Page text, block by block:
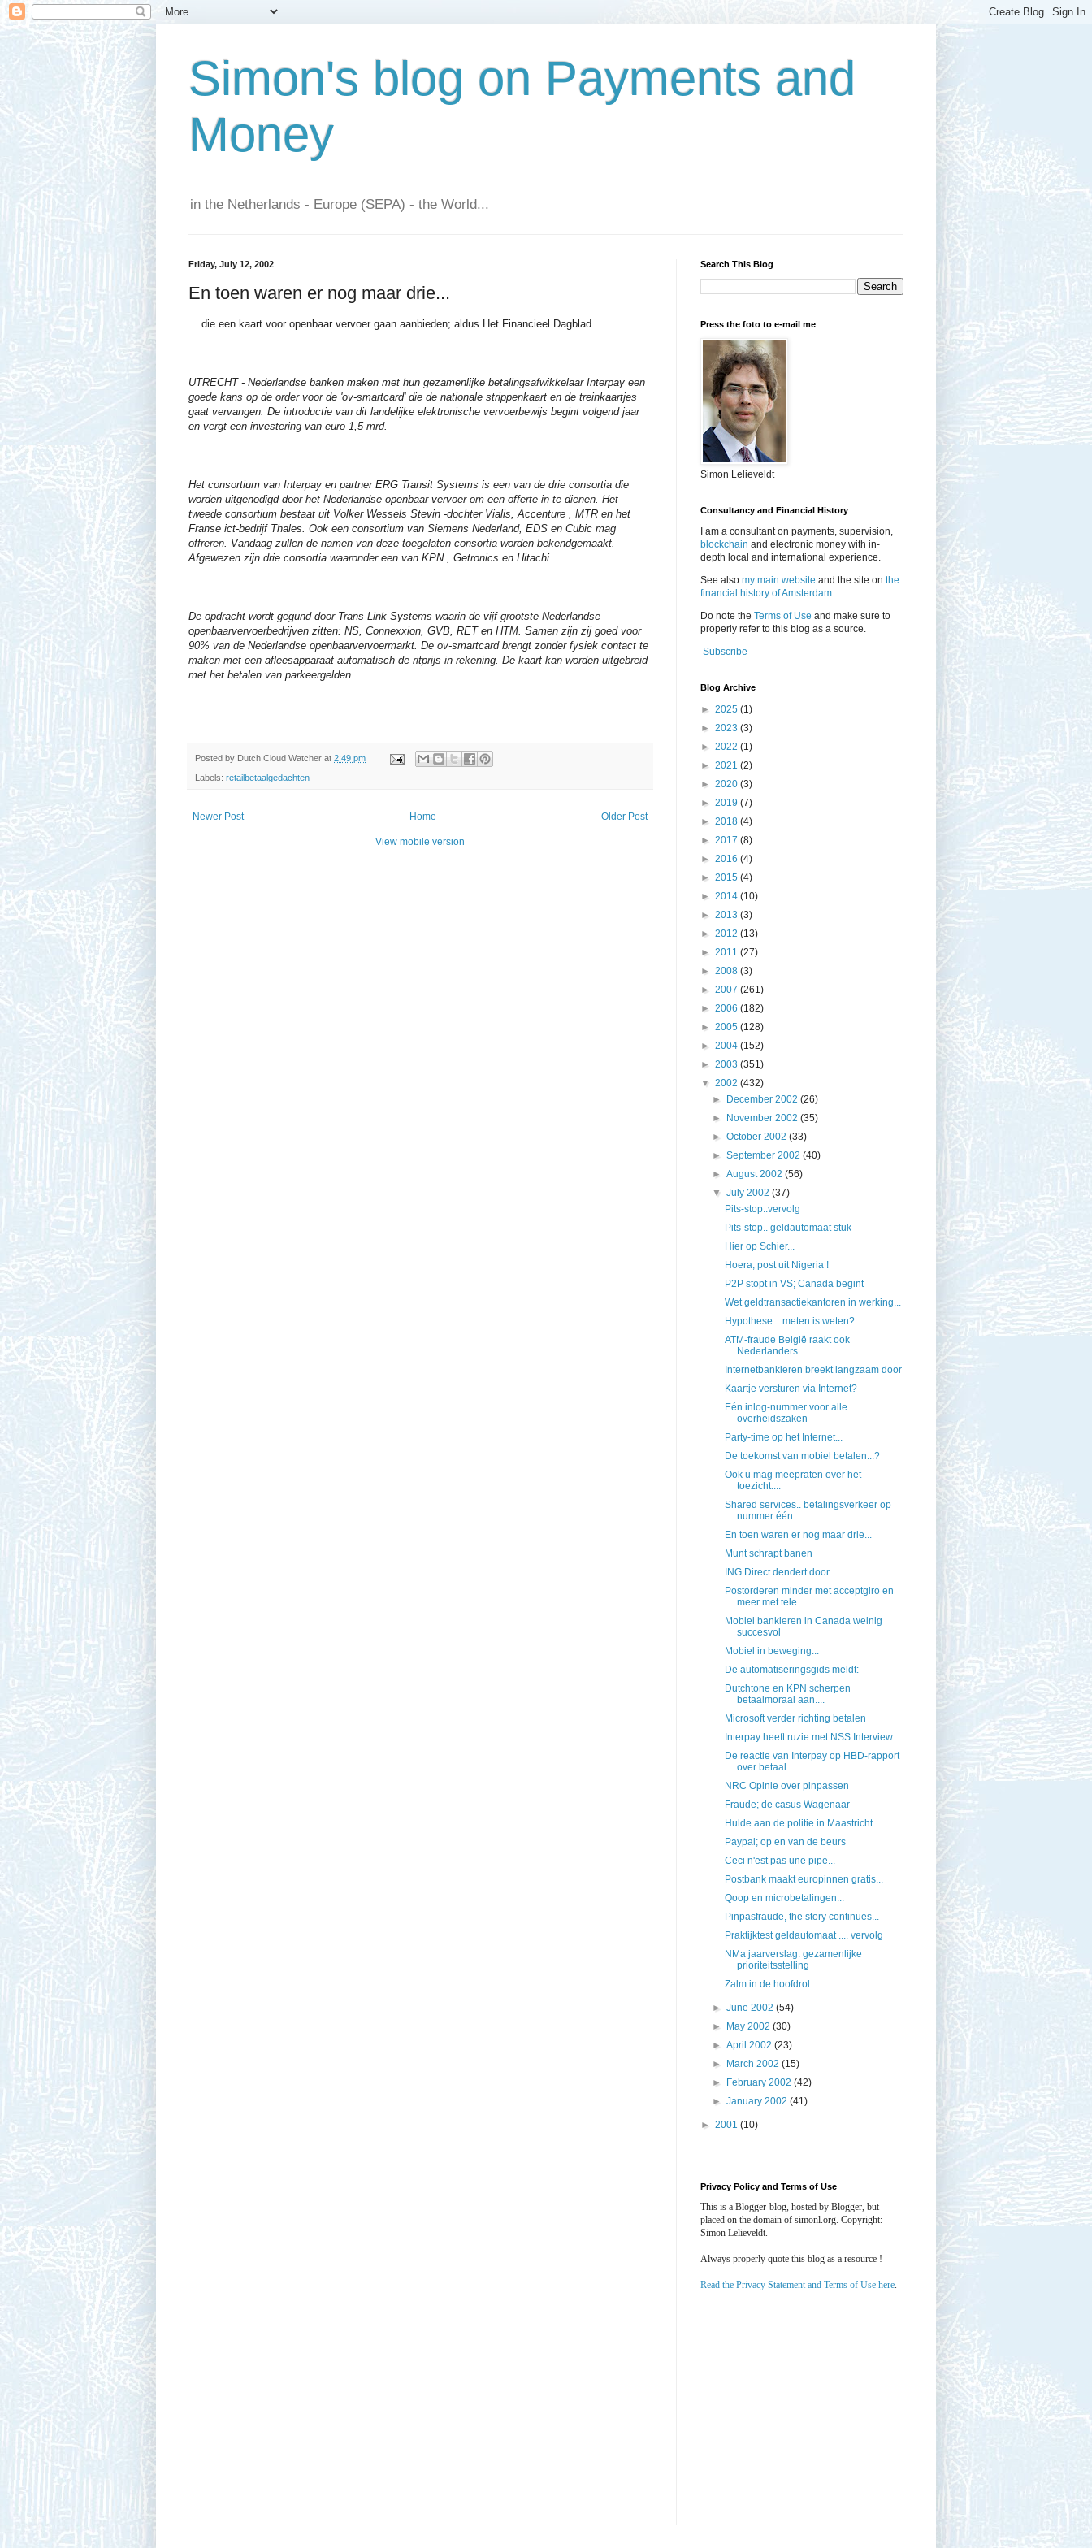
Simon's blog on Payments and
Money
in the Netherlands - Europe (SEPA) - the World...
Friday, July 12, 2002
En toen waren er nog maar drie...
... die een kaart voor openbaar vervoer gaan aanbieden; aldus Het Financieel Dagblad.
UTRECHT - Nederlandse banken maken met hun gezamenlijke betalingsafwikkelaar Interpay een
goede kans op de order voor de 'ov-smartcard' die de nationale strippenkaart en de treinkaartjes
gaat vervangen. De introductie van dit landelijke elektronische vervoerbewijs begint volgend jaar
en vergt een investering van euro 1,5 mrd.
Het consortium van Interpay en partner ERG Transit Systems is een van de drie consortia die
worden uitgenodigd door het Nederlandse openbaar vervoer om een offerte in te dienen. Het
tweede consortium bestaat uit Volker Wessels Stevin -dochter Vialis, Accenture , MTR en het
Franse ict-bedrijf Thales. Ook een consortium van Siemens Nederland, EDS en Cubic mag
offreren. Vandaag zullen de namen van deze toegelaten consortia worden bekendgemaakt.
Afgewezen zijn drie consortia waaronder een van KPN , Getronics en Hitachi.
De opdracht wordt gegund door Trans Link Systems waarin de vijf grootste Nederlandse
openbaarvervoerbedrijven zitten: NS, Connexxion, GVB, RET en HTM. Samen zijn zij goed voor
90% van de Nederlandse openbaarvervoermarkt. De ov-smartcard brengt zonder fysiek contact te
maken met een afleesapparaat automatisch de ritprijs in rekening. De kaart kan worden uitgebreid
met het betalen van parkeergelden.
Posted by Dutch Cloud Watcher at 2:49 pm
Labels: retailbetaalgedachten
Newer Post Older Post
Home
View mobile version
Search This Blog
Press the foto to e-mail me
Simon Lelieveldt
Consultancy and Financial History
I am a consultant on payments, supervision,
blockchain and electronic money with in-
depth local and international experience.
See also my main website and the site on the
financial history of Amsterdam.
Do note the Terms of Use and make sure to
properly refer to this blog as a source.
Subscribe
Blog Archive
► 2025 (1)
► 2023 (3)
► 2022 (1)
► 2021 (2)
► 2020 (3)
► 2019 (7)
► 2018 (4)
► 2017 (8)
► 2016 (4)
► 2015 (4)
► 2014 (10)
► 2013 (3)
► 2012 (13)
► 2011 (27)
► 2008 (3)
► 2007 (261)
► 2006 (182)
► 2005 (128)
► 2004 (152)
► 2003 (351)
▼ 2002 (432)
►
December 2002(26)
►
November 2002(35)
►October 2002(33)
►September 2002(40)
►August 2002(56)
▼July 2002(37)
Pits-stop..vervolg
Pits-stop.. geldautomaat stuk
Hier op Schier...
Hoera, post uit Nigeria !
P2P stopt in VS; Canada begint
Wet geldtransactiekantoren in werking...
Hypothese... meten is weten?
ATM-fraude België raakt ook
Nederlanders
Internetbankieren breekt langzaam door
Kaartje versturen via Internet?
Eén inlog-nummer voor alle
overheidszaken
Party-time op het Internet...
De toekomst van mobiel betalen...?
Ook u mag meepraten over het
toezicht....
Shared services.. betalingsverkeer op
nummer één..
En toen waren er nog maar drie...
Munt schrapt banen
ING Direct dendert door
Postorderen minder met acceptgiro en
meer met tele...
Mobiel bankieren in Canada weinig
succesvol
Mobiel in beweging...
De automatiseringsgids meldt:
Dutchtone en KPN scherpen
betaalmoraal aan....
Microsoft verder richting betalen
Interpay heeft ruzie met NSS Interview...
De reactie van Interpay op HBD-rapport
over betaal...
NRC Opinie over pinpassen
Fraude; de casus Wagenaar
Hulde aan de politie in Maastricht..
Paypal; op en van de beurs
Ceci n'est pas une pipe...
Postbank maakt europinnen gratis...
Qoop en microbetalingen...
Pinpasfraude, the story continues...
Praktijktest geldautomaat .... vervolg
NMa jaarverslag: gezamenlijke
prioriteitsstelling
Zalm in de hoofdrol...
►June 2002(54)
►
May 2002(30)
►April 2002(23)
►
March 2002(15)
►
February 2002(42)
►January 2002(41)
► 2001 (10)
Privacy Policy and Terms of Use
This is a Blogger-blog, hosted by Blogger, but
placed on the domain of simonl.org. Copyright:
Simon Lelieveldt.
Always properly quote this blog as a resource !
Read the Privacy Statement and Terms of Use here.